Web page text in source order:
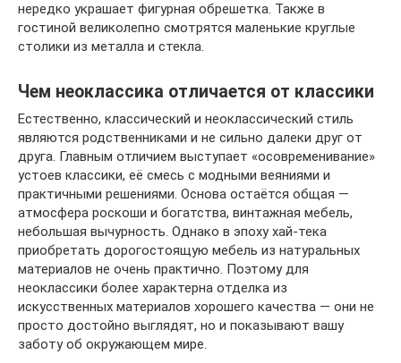
нередко украшает фигурная обрешетка. Также в
гостиной великолепно смотрятся маленькие круглые
столики из металла и стекла.
Чем неоклассика отличается от классики
Естественно, классический и неоклассический стиль
являются родственниками и не сильно далеки друг от
друга. Главным отличием выступает «осовременивание»
устоев классики, её смесь с модными веяниями и
практичными решениями. Основа остаётся общая —
атмосфера роскоши и богатства, винтажная мебель,
небольшая вычурность. Однако в эпоху хай-тека
приобретать дорогостоящую мебель из натуральных
материалов не очень практично. Поэтому для
неоклассики более характерна отделка из
искусственных материалов хорошего качества — они не
просто достойно выглядят, но и показывают вашу
заботу об окружающем мире.